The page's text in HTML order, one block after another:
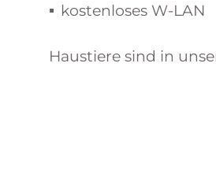
kostenloses W-LAN
Haustiere sind in